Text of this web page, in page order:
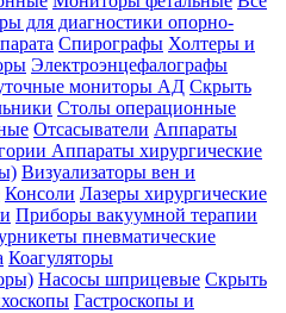
для диагностики опорно-
Спирографы Холтеры и
Электроэнцефалографы
мониторы АД Скрыть
Столы операционные
Отсасыватели Аппараты
Аппараты хирургические
Визуализаторы вен и
Консоли Лазеры хирургические
Приборы вакуумной терапии
пневматические
Коагуляторы
Насосы шприцевые Скрыть
Гастроскопы и